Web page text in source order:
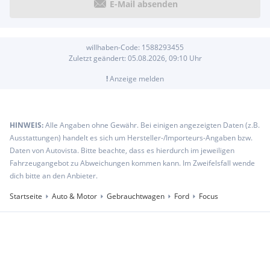
angegebenen Beschreibungen und Bilder sind unverbindlich
und dienen nicht als zugesicherte Eigenschaften. Der
Verkäufer übernimmt für Tipp- und
einzig und allein die Vereinbarungen im Kaufvertrag. Der
Zwischenverkauf, Schreibfehler und Irrtümer sind
vorbehalten!
E-Mail absenden
willhaben-Code: 1588293455
Zuletzt geändert: 05.08.2026, 09:10Uhr
!Anzeige melden
HINWEIS:Alle Angaben ohne Gewähr. Bei einigen angezeigten Daten (z.B.
Ausstattungen) handelt es sich um Hersteller-/Importeurs-Angaben bzw.
Daten von Autovista. Bitte beachte, dass es hierdurch im jeweiligen
Fahrzeugangebot zu Abweichungen kommen kann. Im Zweifelsfall wende
dich bitte an den Anbieter.
Startseite
Auto & Motor Gebrauchtwagen Ford Focus